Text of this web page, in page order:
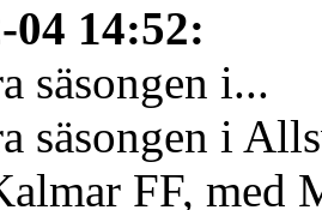
04 14:52:
säsongen i...
säsongen i
FF, med